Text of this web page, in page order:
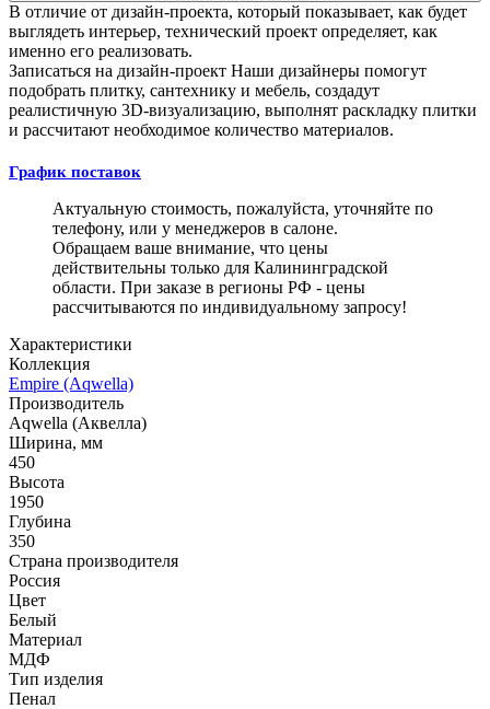
В отличие от дизайн-проекта, который показывает, как будет
выглядеть интерьер, технический проект определяет, как
именно его реализовать.
Записаться на дизайн-проект Наши дизайнеры помогут
подобрать плитку, сантехнику и мебель, создадут
реалистичную 3D-визуализацию, выполнят раскладку плитки
и рассчитают необходимое количество материалов.
График поставок
Актуальную стоимость, пожалуйста, уточняйте по
телефону, или у менеджеров в салоне.
Обращаем ваше внимание, что цены
действительны только для Калининградской
области. При заказе в регионы РФ - цены
рассчитываются по индивидуальному запросу!
Характеристики
Коллекция
Empire (Aqwella)
Производитель
Aqwella (Аквелла)
Ширина, мм
450
Высота
1950
Глубина
350
Страна производителя
Россия
Цвет
Белый
Материал
МДФ
Тип изделия
Пенал